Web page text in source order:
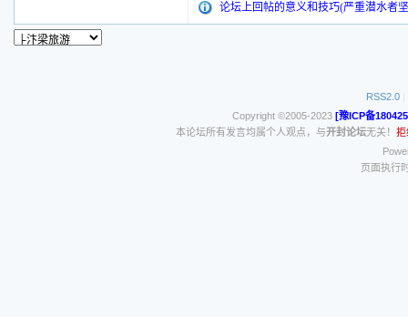
论坛上回帖的意义和技巧(严重潜水者
RSS2.0 |
Copyright ©2005-2023 [豫ICP备
本论坛所有发言均属个人观点，与开封论坛无关！ 拒
页面执行